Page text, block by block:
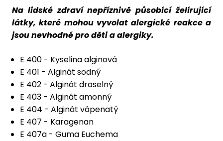
Na lidské zdraví nepříznivě působící želírující
látky, které mohou vyvolat alergické reakce a
jsou nevhodné pro děti a alergiky.
E 400 - Kyselina alginová
E 401 - Alginát sodný
E 402 - Alginát draselný
E 403 - Alginát amonný
E 404 - Alginát vápenatý
E 407 - Karagenan
E 407a - Guma Euchema